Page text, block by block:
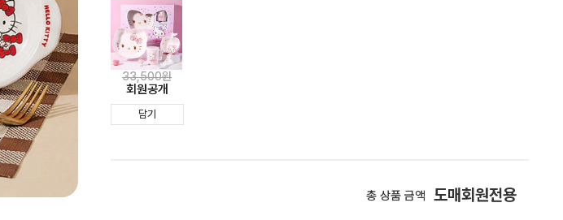
33,500원
회원공개
담기
총 상품 금액 도매회원전용